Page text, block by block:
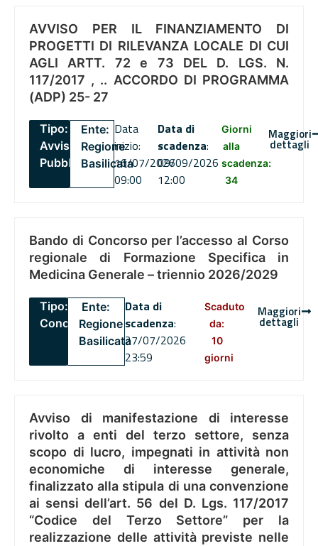
AVVISO PER IL FINANZIAMENTO DI
PROGETTI DI RILEVANZA LOCALE DI CUI
AGLI ARTT. 72 e 73 DEL D. LGS. N.
117/2017 , .. ACCORDO DI PROGRAMMA
(ADP) 25- 27
Tipo:
Avviso
Pubblico
Ente:
Regione
Basilicata
Data
inizio:
16/07/2026
09:00
Data di
scadenza:
09/09/2026
12:00
Giorni
alla
scadenza:
34
Maggiori
dettagli
Bando di Concorso per l’accesso al Corso
regionale di Formazione Specifica in
Medicina Generale – triennio 2026/2029
Tipo:
Concorsi
Ente:
Regione
Basilicata
Data di
scadenza:
27/07/2026
23:59
Scaduto
da:
10
giorni
Maggiori
dettagli
Avviso di manifestazione di interesse
rivolto a enti del terzo settore, senza
scopo di lucro, impegnati in attività non
economiche di interesse generale,
finalizzato alla stipula di una convenzione
ai sensi dell’art. 56 del D. Lgs. 117/2017
“Codice del Terzo Settore” per la
realizzazione delle attività previste nelle